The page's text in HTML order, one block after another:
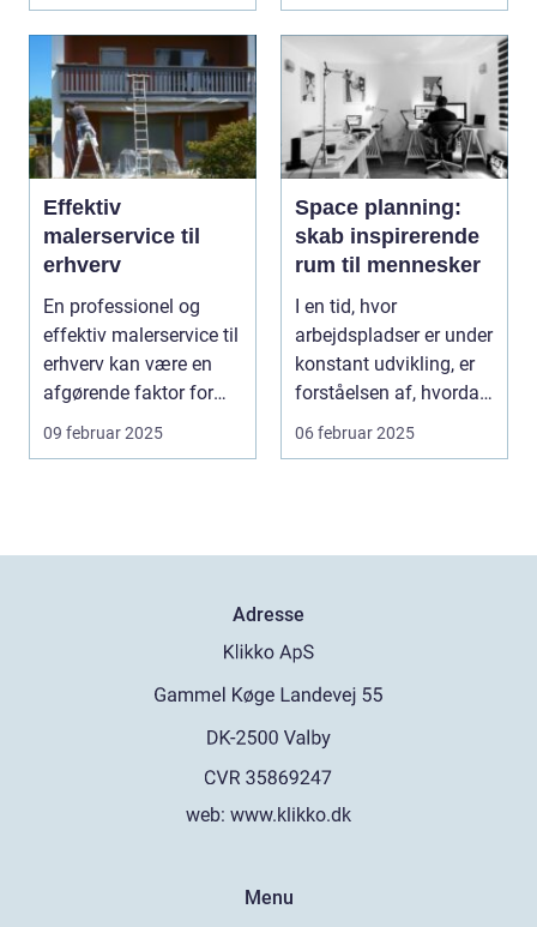
Effektiv
malerservice til
erhverv
En professionel og
effektiv malerservice til
erhverv kan være en
afgørende faktor for
m...
09 februar 2025
Space planning:
skab inspirerende
rum til mennesker
I en tid, hvor
arbejdspladser er under
konstant udvikling, er
forståelsen af, hvordan
rum kan ...
06 februar 2025
Adresse
web: www.klikko.dk
Menu